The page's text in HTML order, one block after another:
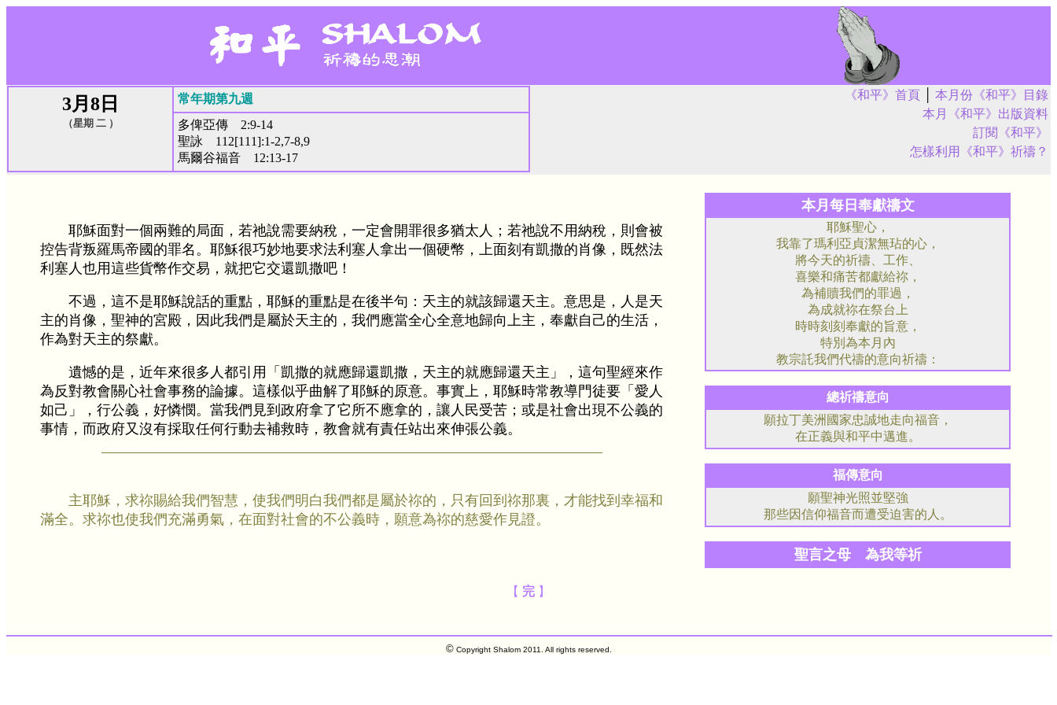
3月8日
（星期 二 ）
常年期第九週
多俾亞傳 2:9-14
聖詠 112[111]:1-2,7-8,9
馬爾谷福音 12:13-17
《和平》首頁
本月份《和平》目錄
本月《和平》出版資料
訂閱《和平》
怎樣利用《和平》祈禱？
耶穌面對一個兩難的局面，若祂說需要納稅，一定會開罪很多猶太人；若祂說不用納稅，則會被
控告背叛羅馬帝國的罪名。耶穌很巧妙地要求法利塞人拿出一個硬幣，上面刻有凱撒的肖像，既然法
利塞人也用這些貨幣作交易，就把它交還凱撒吧！
不過，這不是耶穌說話的重點，耶穌的重點是在後半句：天主的就該歸還天主。意思是，人是天
主的肖像，聖神的宮殿，因此我們是屬於天主的，我們應當全心全意地歸向上主，奉獻自己的生活，
作為對天主的祭獻。
遺憾的是，近年來很多人都引用「凱撒的就應歸還凱撒，天主的就應歸還天主」，這句聖經來作
為反對教會關心社會事務的論據。這樣似乎曲解了耶穌的原意。事實上，耶穌時常教導門徒要「愛人
如己」，行公義，好憐憫。當我們見到政府拿了它所不應拿的，讓人民受苦；或是社會出現不公義的
事情，而政府又沒有採取任何行動去補救時，教會就有責任站出來伸張公義。
主耶穌，求祢賜給我們智慧，使我們明白我們都是屬於祢的，只有回到祢那裏，才能找到幸福和
滿全。求祢也使我們充滿勇氣，在面對社會的不公義時，願意為祢的慈愛作見證。
本月每日奉獻禱文
耶穌聖心，
我靠了瑪利亞貞潔無玷的心，
將今天的祈禱、工作、
喜樂和痛苦都獻給祢，
為補贖我們的罪過，
為成就祢在祭台上
時時刻刻奉獻的旨意，
特別為本月內
教宗託我們代禱的意向祈禱：
總祈禱意向
願拉丁美洲國家忠誠地走向福音，
在正義與和平中邁進。
福傳意向
願聖神光照並堅強
那些因信仰福音而遭受迫害的人。
聖言之母 為我等祈
【 完 】
©Copyright Shalom 2011. All rights reserved.